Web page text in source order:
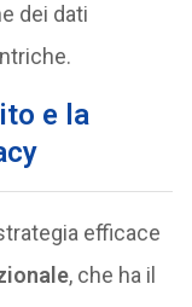
dei dati
e la
efficace
, che ha il